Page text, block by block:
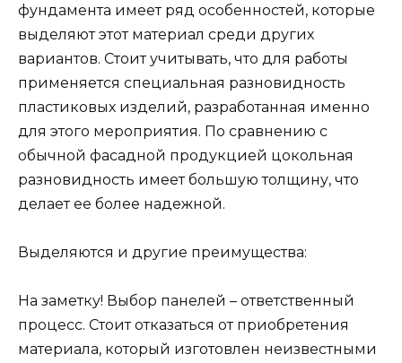
фундамента имеет ряд особенностей, которые
выделяют этот материал среди других
вариантов. Стоит учитывать, что для работы
применяется специальная разновидность
пластиковых изделий, разработанная именно
для этого мероприятия. По сравнению с
обычной фасадной продукцией цокольная
разновидность имеет большую толщину, что
делает ее более надежной.
Выделяются и другие преимущества:
На заметку! Выбор панелей – ответственный
процесс. Стоит отказаться от приобретения
материала, который изготовлен неизвестными